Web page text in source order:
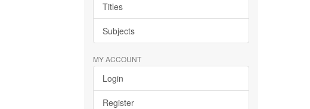
Titles
Subjects
MY ACCOUNT
Login
Register